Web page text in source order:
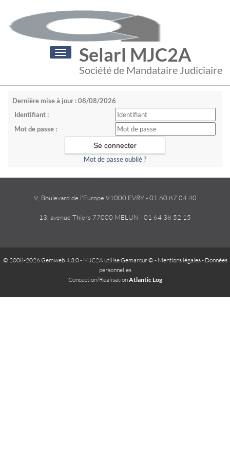
Selarl MJC2A
Société de Mandataire Judiciaire
Toggle
navigation
Dernière mise à jour : 08/08/2026
Identifiant :
Mot de passe :
Mot de passe oublié ?
9, Boulevard de l'Europe 91000 EVRY - 01 60 87 04 40
13, avenue Thiers 77000 MELUN - 01 64 38 52 15
© 2008-2026 Gemweb 4.3.0- MJC2A utiliseGemarcur © - Mentions légales- Données
personnelles
Conception/RéalisationAtlantic Log